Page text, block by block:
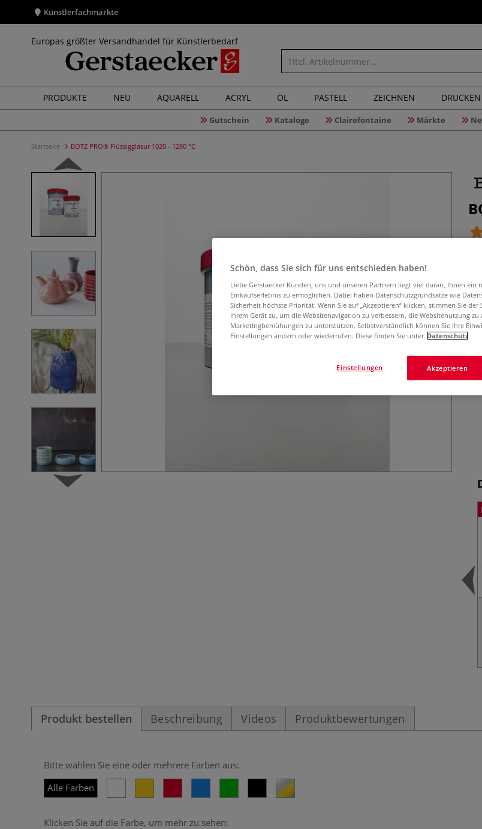
Künstlerfachmärkte
Europas größter Versandhandel für Künstlerbedarf
PRODUKTE NEU AQUARELL ACRYL ÖL PASTELL ZEICHNEN DRUCKEN
Gutschein Kataloge Clairefontaine Märkte
Startseite BOTZ PRO® Flüssigglasur 1020 - 1280 °C
Produkt bestellen Beschreibung Videos Produktbewertungen
Bitte wählen Sie eine oder mehrere Farben aus:
Alle Farben
Klicken Sie auf die Farbe, um mehr zu sehen:
Schön, dass Sie sich für uns entschieden haben!
Liebe Gerstaecker Kunden, uns und unseren Partnern liegt viel daran, Ihnen ein
Einkaufserlebnis zu ermöglichen. Dabei haben Datenschutzgrundsätze wie
Sicherheit höchste Priorität. Wenn Sie auf „Akzeptieren“ klicken, stimmen Sie
Ihrem Gerät zu, um die Websitenavigation zu verbessern, die Websitenutzung
Marketingbemühungen zu unterstützen. Selbstverständlich können Sie Ihre
Einstellungen ändern oder wiederrufen. Diese finden Sie unter Datenschutz
Akzeptieren
Einstellungen